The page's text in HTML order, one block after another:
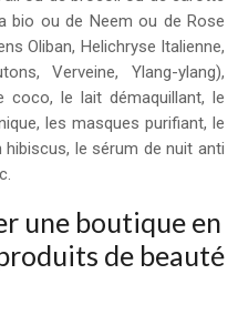
bio ou de Neem ou de Rose
Oliban, Helichryse Italienne,
Verveine, Ylang-ylang),
coco, le lait démaquillant, le
les masques purifiant, le
hibiscus, le sérum de nuit anti
une boutique en
de beauté